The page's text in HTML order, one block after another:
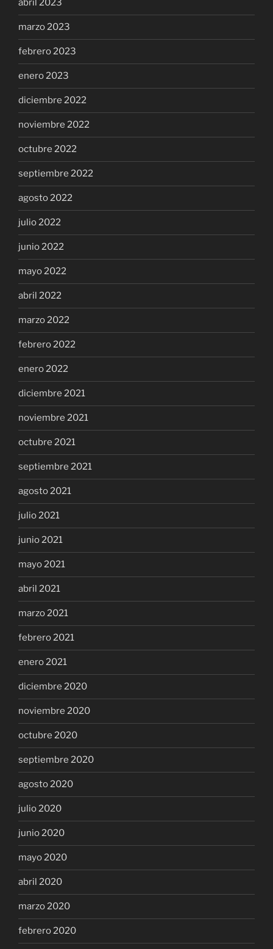
abril 2023
marzo 2023
febrero 2023
enero 2023
diciembre 2022
noviembre 2022
octubre 2022
septiembre 2022
agosto 2022
julio 2022
junio 2022
mayo 2022
abril 2022
marzo 2022
febrero 2022
enero 2022
diciembre 2021
noviembre 2021
octubre 2021
septiembre 2021
agosto 2021
julio 2021
junio 2021
mayo 2021
abril 2021
marzo 2021
febrero 2021
enero 2021
diciembre 2020
noviembre 2020
octubre 2020
septiembre 2020
agosto 2020
julio 2020
junio 2020
mayo 2020
abril 2020
marzo 2020
febrero 2020